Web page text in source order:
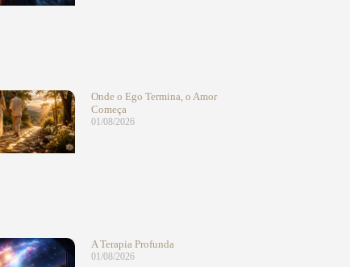
Onde o Ego Termina, o Amor
Começa
01/08/2026
A Terapia Profunda
01/08/2026